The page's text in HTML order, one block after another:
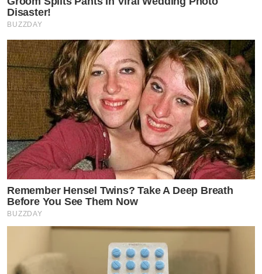
Disaster!
BUZZDAY
Remember Hensel Twins? Take A Deep Breath
Before You See Them Now
BUZZDAY